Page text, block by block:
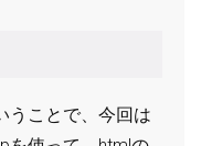
うことで、今回は